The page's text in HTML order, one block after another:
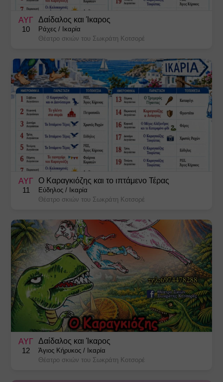
Χριστουγεννιάτικες Εκδηλώσεις
ΑΥΓ
10
Δαίδαλος και Ίκαρος
Ράχες / Ικαρία
Θέατρο σκιών του Σωκράτη Κοτσορέ
ΑΥΓ
11
Ο Καραγκιόζης και το ιπτάμενο Τέρας
Εύδηλος / Ικαρία
Θέατρο σκιών του Σωκράτη Κοτσορέ
ΑΥΓ
12
Δαίδαλος και Ίκαρος
Άγιος Κήρυκος / Ικαρία
Θέατρο σκιών του Σωκράτη Κοτσορέ